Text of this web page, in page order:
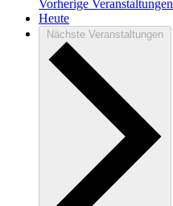
Vorherige Veranstaltungen
Heute
Nächste Veranstaltungen